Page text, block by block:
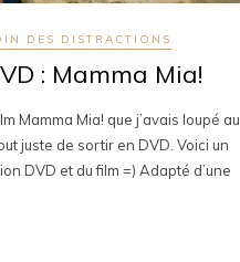
DES DISTRACTIONS
: Mamma Mia!
Mamma Mia! que j’avais loupé au
juste de sortir en DVD. Voici un
DVD et du film =) Adapté d’une